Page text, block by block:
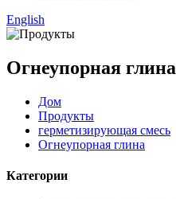
English
Огнеупорная глина
Дом
Продукты
герметизирующая смесь
Огнеупорная глина
Категории